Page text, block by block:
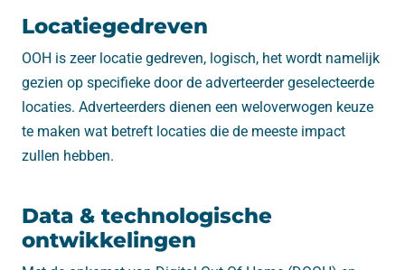
Locatiegedreven
OOH is zeer locatie gedreven, logisch, het wordt namelijk
gezien op specifieke door de adverteerder geselecteerde
locaties. Adverteerders dienen een weloverwogen keuze
te maken wat betreft locaties die de meeste impact
zullen hebben.
Data & technologische
ontwikkelingen